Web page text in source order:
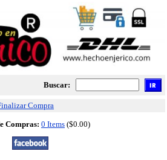
Buscar:
Compra
Compras: 0 Items ($0.00)